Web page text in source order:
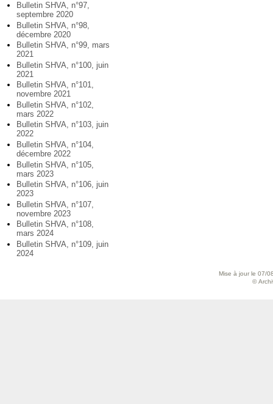
Bulletin SHVA, n°97,
septembre 2020
Bulletin SHVA, n°98,
décembre 2020
Bulletin SHVA, n°99, mars
2021
Bulletin SHVA, n°100, juin
2021
Bulletin SHVA, n°101,
novembre 2021
Bulletin SHVA, n°102,
mars 2022
Bulletin SHVA, n°103, juin
2022
Bulletin SHVA, n°104,
décembre 2022
Bulletin SHVA, n°105,
mars 2023
Bulletin SHVA, n°106, juin
2023
Bulletin SHVA, n°107,
novembre 2023
Bulletin SHVA, n°108,
mars 2024
Bulletin SHVA, n°109, juin
2024
Mise à jour le 07/
©